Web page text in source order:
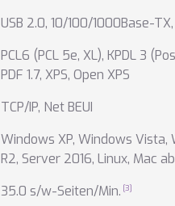
USB 2.0, 10/100/1000Base-TX,
PCL6 (PCL 5e, XL), KPDL 3
PDF 1.7, XPS, Open XPS
TCP/IP, Net BEUI
Windows XP, Windows Vista,
R2, Server 2016, Linux, Mac
35.0 s/w-Seiten/Min.